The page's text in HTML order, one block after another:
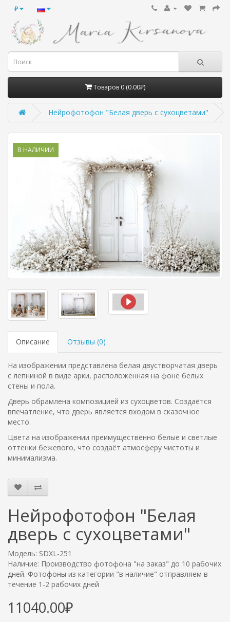
₽
Товаров 0 (0.00₽)
Нейрофотофон "Белая дверь с сухоцветами"
В НАЛИЧИИ
Описание Отзывы (0)
На изображении представлена белая двустворчатая дверь
с лепниной в виде арки, расположенная на фоне белых
стены и пола.
Дверь обрамлена композицией из сухоцветов. Создаётся
впечатление, что дверь является входом в сказочное
место.
Цвета на изображении преимущественно белые и светлые
оттенки бежевого, что создаёт атмосферу чистоты и
минимализма.
Нейрофотофон "Белая
дверь с сухоцветами"
Модель: SDXL-251
Наличие: Производство фотофона "на заказ" до 10 рабочих
дней. Фотофоны из категории "в наличие" отправляем в
течение 1-2 рабочих дней
11040.00₽